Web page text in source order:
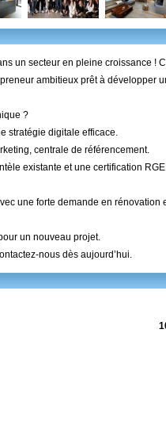
un secteur en pleine croissance !
ambitieux prêt à développer
?
stratégie digitale efficace.
centrale de référencement.
existante et une certification
une forte demande en
un nouveau projet.
nous dès aujourd’hui.